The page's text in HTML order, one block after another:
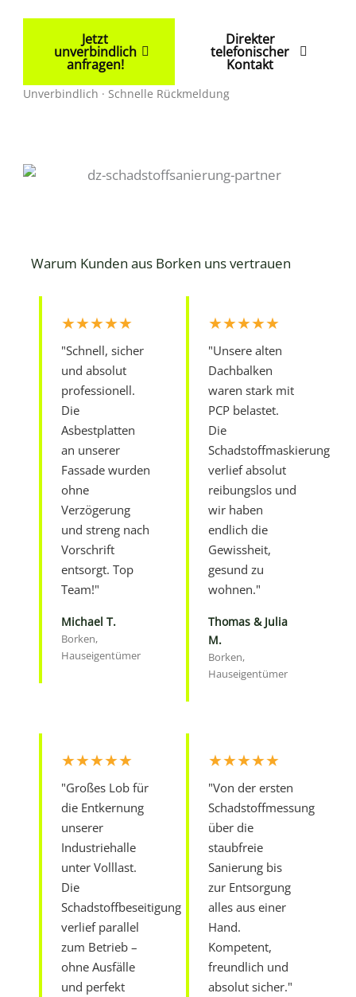
Jetzt
unverbindlich
anfragen!
Direkter
telefonischer
Kontakt
Unverbindlich · Schnelle Rückmeldung
Warum Kunden aus Borken uns vertrauen
★★★★★
"Schnell, sicher
und absolut
professionell.
Die
Asbestplatten
an unserer
Fassade wurden
ohne
Verzögerung
und streng nach
Vorschrift
entsorgt. Top
Team!"
Michael T.
Borken,
Hauseigentümer
★★★★★
"Unsere alten
Dachbalken
waren stark mit
PCP belastet.
Die
Schadstoffmaskierung
verlief absolut
reibungslos und
wir haben
endlich die
Gewissheit,
gesund zu
wohnen."
Thomas & Julia
M.
Borken,
Hauseigentümer
★★★★★
"Großes Lob für
die Entkernung
unserer
Industriehalle
unter Volllast.
Die
Schadstoffbeseitigung
verlief parallel
zum Betrieb –
ohne Ausfälle
und perfekt
★★★★★
"Von der ersten
Schadstoffmessung
über die
staubfreie
Sanierung bis
zur Entsorgung
alles aus einer
Hand.
Kompetent,
freundlich und
absolut sicher."